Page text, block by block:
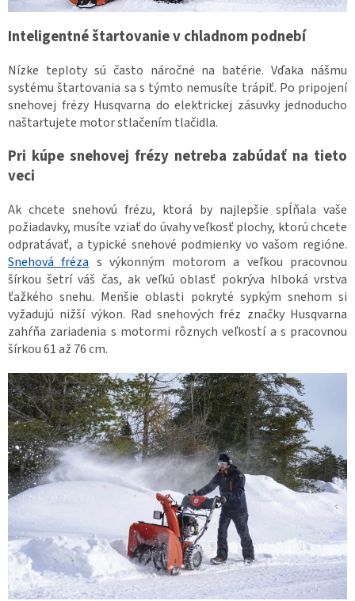
Inteligentné štartovanie v chladnom podnebí
Nízke teploty sú často náročné na batérie. Vďaka nášmu
systému štartovania sa s týmto nemusíte trápiť. Po pripojení
snehovej frézy Husqvarna do elektrickej zásuvky jednoducho
naštartujete motor stlačením tlačidla.
Pri kúpe snehovej frézy netreba zabúdať na tieto
veci
Ak chcete snehovú frézu, ktorá by najlepšie spĺňala vaše
požiadavky, musíte vziať do úvahy veľkosť plochy, ktorú chcete
odpratávať, a typické snehové podmienky vo vašom regióne.
Snehová fréza s výkonným motorom a veľkou pracovnou
šírkou šetrí váš čas, ak veľkú oblasť pokrýva hlboká vrstva
ťažkého snehu. Menšie oblasti pokryté sypkým snehom si
vyžadujú nižší výkon. Rad snehových fréz značky Husqvarna
zahŕňa zariadenia s motormi rôznych veľkostí a s pracovnou
šírkou 61 až 76 cm.